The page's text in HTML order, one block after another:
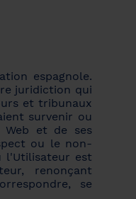
espagnole.
juridiction qui
et tribunaux
survenir ou
et de ses
ou le non-
l'Utilisateur est
renonçant
se